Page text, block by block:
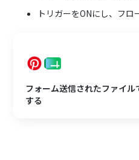
トリガーをONにし、フ
フォーム送信されたファイ
する